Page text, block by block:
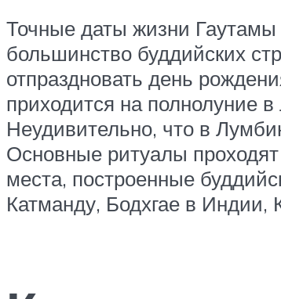
Точные даты жизни
большинство буддийских
отпраздновать день
приходится на полнолуние
Неудивительно, что в
Основные ритуалы
места, построенные
Катманду, Бодхгае в